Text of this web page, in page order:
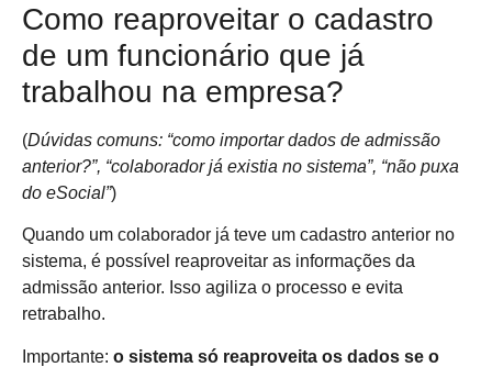
Como reaproveitar o cadastro
de um funcionário que já
trabalhou na empresa?
(Dúvidas comuns: “como importar dados de admissão
anterior?”, “colaborador já existia no sistema”, “não puxa
do eSocial”)
Quando um colaborador já teve um cadastro anterior no
sistema, é possível reaproveitar as informações da
admissão anterior. Isso agiliza o processo e evita
retrabalho.
Importante: o sistema só reaproveita os dados se o